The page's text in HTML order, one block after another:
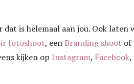
is helemaal aan jou. Ook laten
fotoshoot, eenBranding shoot of
kijken op Instagram, Facebook,